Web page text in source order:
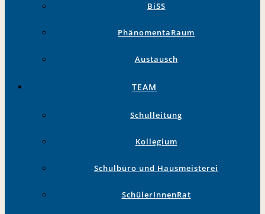
BiSS
PhänomentaRaum
Austausch
TEAM
Schulleitung
Kollegium
Schulbüro und Hausmeisterei
SchülerInnenRat